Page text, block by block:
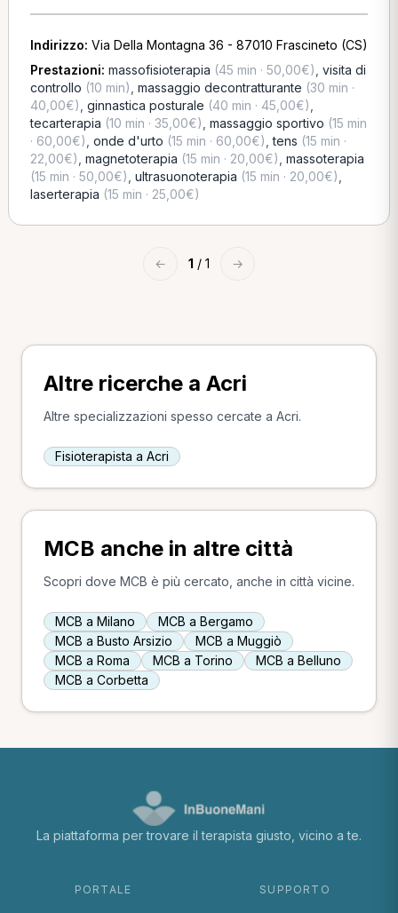
Indirizzo: Via Della Montagna 36 - 87010 Frascineto (CS)
Prestazioni: massofisioterapia (45 min · 50,00€) visita di
controllo (10 min) massaggio decontratturante (30 min ·
40,00€) ginnastica posturale (40 min · 45,00€)
tecarterapia (10 min · 35,00€) massaggio sportivo (15 min
· 60,00€) onde d'urto (15 min · 60,00€) ,tens (15 min ·
22,00€) magnetoterapia (15 min · 20,00€) massoterapia
(15 min · 50,00€) ultrasuonoterapia (15 min · 20,00€)
laserterapia (15 min · 25,00€)
← 1 / 1 →
Altre ricerche a Acri
Altre specializzazioni spesso cercate a Acri.
Fisioterapista a Acri
MCB anche in altre città
Scopri dove MCB è più cercato, anche in città vicine.
MCB a Milano
MCB a Bergamo
MCB a Busto Arsizio
MCB a Muggiò
MCB a Roma
MCB a Torino
MCB a Belluno
MCB a Corbetta
La piattaforma per trovare il terapista giusto, vicino a te.
PORTALE SUPPORTO